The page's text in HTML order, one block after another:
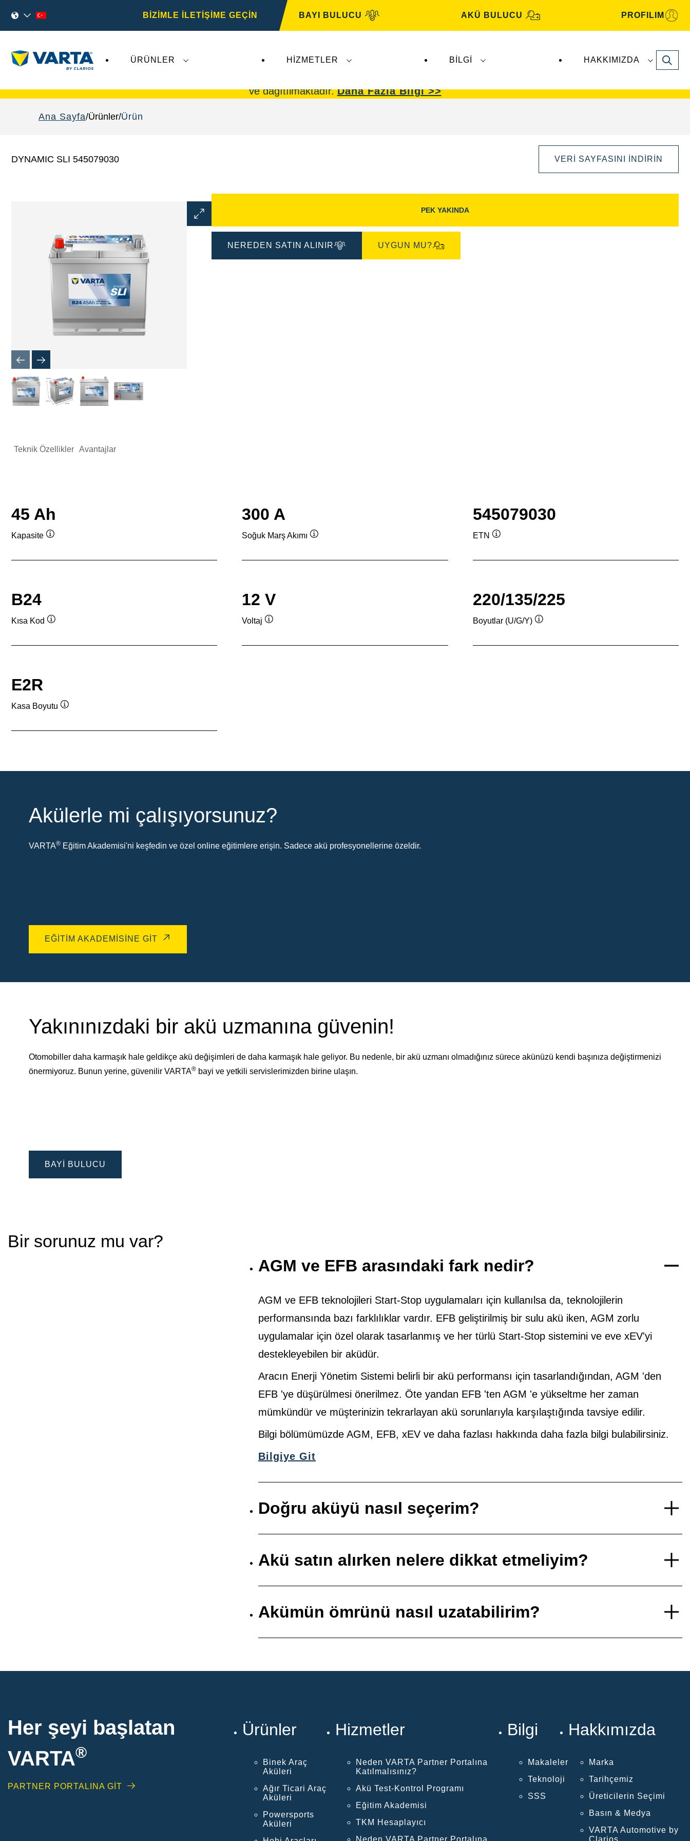
BİZİMLE İLETİŞİME GEÇİN BAYI BULUCU AKÜ BULUCU PROFILIM
ÜRÜNLER HIZMETLER BILGI HAKKIMIZDA Search
ve dağıtılmaktadır.Daha Fazla Bilgi >>
Ana Sayfa Ürünler Ürün
DYNAMIC SLI 545079030 VERI SAYFASINI İNDIRIN
Görüntü
Aç
İletişim
Görüntü
İletişim
Kutusu
PEK YAKINDA
NEREDEN SATIN ALINIR UYGUN MU?
Teknik Özellikler Avantajlar
45 Ah
Kapasite
300 A
Soğuk Marş Akımı
545079030
ETN
B24
Kısa Kod
12 V
Voltaj
220/135/225
Boyutlar (U/G/Y)
E2R
Kasa Boyutu
Akülerle mi çalışıyorsunuz?
VARTA® Eğitim Akademisi'ni keşfedin ve özel online eğitimlere erişin. Sadece akü profesyonellerine özeldir.
EĞITIM AKADEMISINE GIT
Yakınınızdaki bir akü uzmanına güvenin!
Otomobiller daha karmaşık hale geldikçe akü değişimleri de daha karmaşık hale geliyor. Bu nedenle, bir akü uzmanı olmadığınız sürece akünüzü kendi başınıza değiştirmenizi
önermiyoruz. Bunun yerine, güvenilir VARTA® bayi ve yetkili servislerimizden birine ulaşın.
BAYI BULUCU
Bir sorunuz mu var?
AGM ve EFB arasındaki fark nedir?
AGM ve EFB teknolojileri Start-Stop uygulamaları için kullanılsa da, teknolojilerin
performansında bazı farklılıklar vardır. EFB geliştirilmiş bir sulu akü iken, AGM zorlu
uygulamalar için özel olarak tasarlanmış ve her türlü Start-Stop sistemini ve eve xEV'yi
destekleyebilen bir aküdür.
Aracın Enerji Yönetim Sistemi belirli bir akü performansı için tasarlandığından, AGM 'den
EFB 'ye düşürülmesi önerilmez. Öte yandan EFB 'ten AGM 'e yükseltme her zaman
mümkündür ve müşterinizin tekrarlayan akü sorunlarıyla karşılaştığında tavsiye edilir.
Bilgi bölümümüzde AGM, EFB, xEV ve daha fazlası hakkında daha fazla bilgi bulabilirsiniz.
Bilgiye Git
Doğru aküyü nasıl seçerim?
Akü satın alırken nelere dikkat etmeliyim?
Akümün ömrünü nasıl uzatabilirim?
Her şeyi başlatan
VARTA®
PARTNER PORTALINA GİT
Ürünler
Binek Araç
Aküleri
Ağır Ticari Araç
Aküleri
Powersports
Aküleri
Hizmetler
Neden VARTA Partner Portalına
Katılmalısınız?
Akü Test-Kontrol Programı
Eğitim Akademisi
TKM Hesaplayıcı
Bilgi
Makaleler
Teknoloji
SSS
Hakkımızda
Marka
Tarihçemiz
Üreticilerin Seçimi
Basın & Medya
VARTA Automotive by